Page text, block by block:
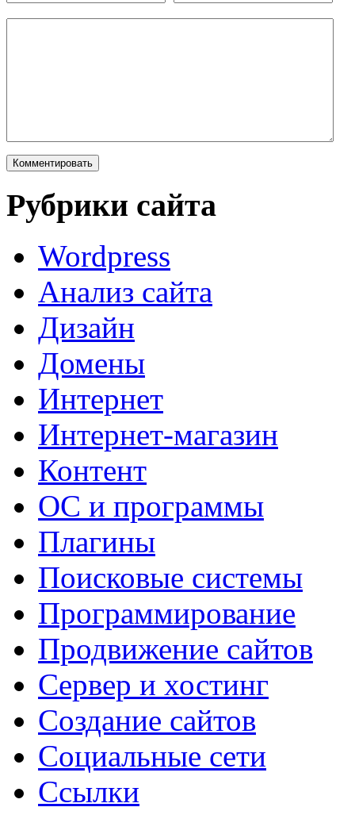
Рубрики сайта
Wordpress
Анализ сайта
Дизайн
Домены
Интернет
Интернет-магазин
Контент
ОС и программы
Плагины
Поисковые системы
Программирование
Продвижение сайтов
Сервер и хостинг
Создание сайтов
Социальные сети
Ссылки